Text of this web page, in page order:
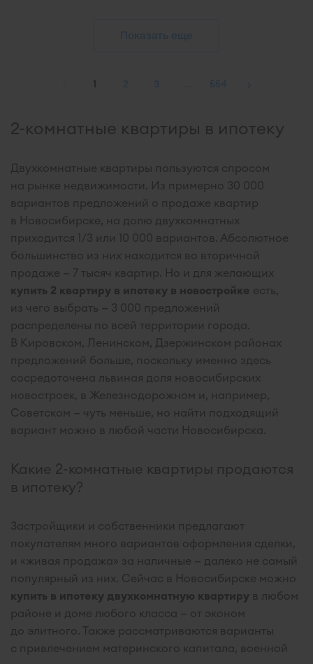
Показать еще
1 2 3 554 ›
2-комнатные квартиры в ипотеку
Двухкомнатные квартиры пользуются спросом
на рынке недвижимости. Из примерно 30 000
вариантов предложений о продаже квартир
в Новосибирске, на долю двухкомнатных
приходится 1/3 или 10 000 вариантов. Абсолютное
большинство из них находится во вторичной
продаже — 7 тысяч квартир. Но и для желающих
купить 2 квартиру в ипотеку в новостройке есть,
из чего выбрать — 3 000 предложений
распределены по всей территории города.
В Кировском, Ленинском, Дзержинском районах
предложений больше, поскольку именно здесь
сосредоточена львиная доля новосибирских
новостроек, в Железнодорожном и, например,
Советском — чуть меньше, но найти подходящий
вариант можно в любой части Новосибирска.
Какие 2-комнатные квартиры продаются
в ипотеку?
Застройщики и собственники предлагают
покупателям много вариантов оформления сделки,
и «живая продажа» за наличные — далеко не самый
популярный из них. Сейчас в Новосибирске можно
купить в ипотеку двухкомнатную квартиру в любом
районе и доме любого класса — от эконом
до элитного. Также рассматриваются варианты
с привлечением материнского капитала, военной